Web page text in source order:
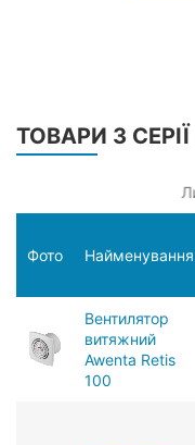
ТОВАРИ З СЕРІЇ
Фото Найменування
Вентилятор
витяжний
Awenta Retis
100